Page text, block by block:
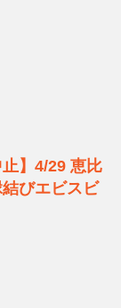
】4/29 恵比
びエビスビ